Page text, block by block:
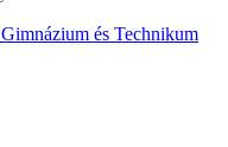
és Technikum